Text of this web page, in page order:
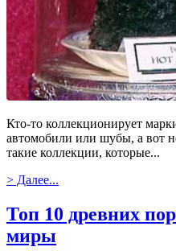
Кто-то коллекционирует
автомобили или шубы, а вот
такие коллекции, которые...
> Далее...
Топ 10 древних
миры